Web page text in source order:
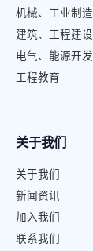
机械、工业制造
建筑、工程建设
电气、能源开发
工程教育
关于我们
关于我们
新闻资讯
加入我们
联系我们